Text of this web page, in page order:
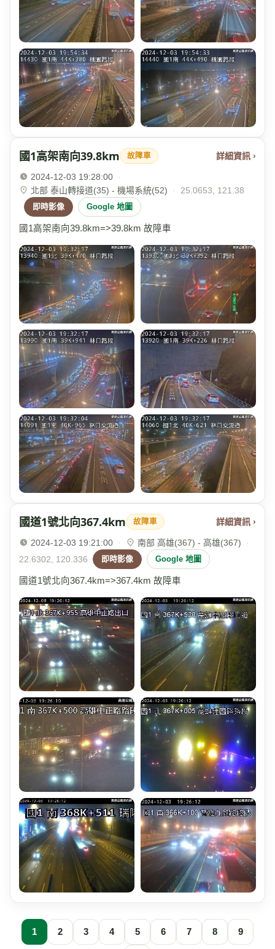
國1高架南向39.8km 故障車 詳細資訊 ›
2024-12-03 19:28:00
·
北部 泰山轉接道(35) - 機場系統(52)
· 25.0653, 121.38
即時影像 Google 地圖
國1高架南向39.8km=>39.8km 故障車
國道1號北向367.4km 故障車 詳細資訊 ›
2024-12-03 19:21:00 · 南部 高雄(367) - 高雄(367)
·
22.6302, 120.336
即時影像 Google 地圖
國道1號北向367.4km=>367.4km 故障車
1 2 3 4 5 6 7 8 9